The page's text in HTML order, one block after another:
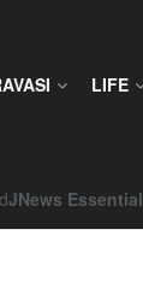
LIFE
JNews Essential